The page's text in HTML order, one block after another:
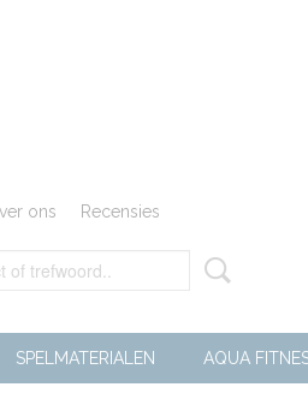
ons Recensies
SPELMATERIALEN AQUA